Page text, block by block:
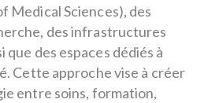
Medical Sciences), des
des infrastructures
des espaces dédiés à
Cette approche vise à créer
entre soins, formation,